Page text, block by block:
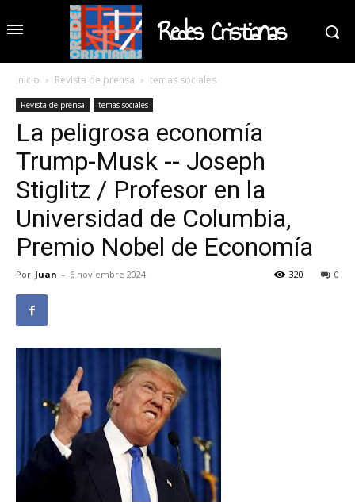
Redes Cristianas
Inicio Revista de prensa temas sociales
Revista de prensa temas sociales
La peligrosa economía
Trump-Musk -- Joseph
Stiglitz / Profesor en la
Universidad de Columbia,
Premio Nobel de Economía
Por Juan - 6 noviembre 2024 0
320